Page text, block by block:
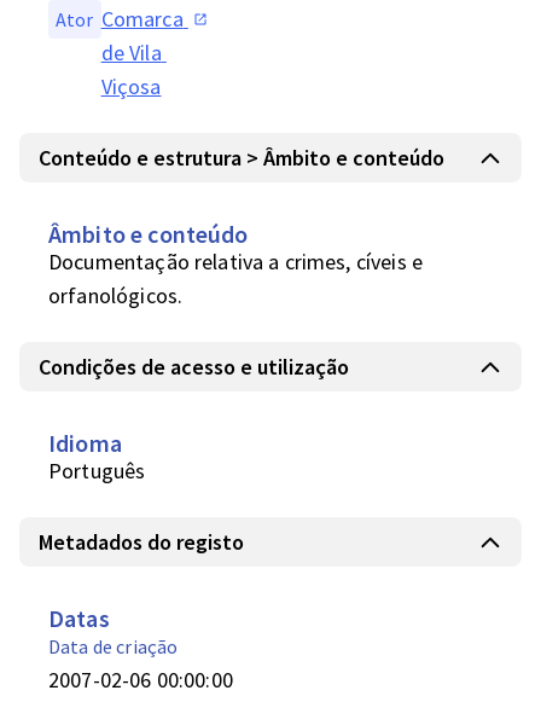
Ator Comarca
de Vila
Viçosa
Conteúdo e estrutura > Âmbito e conteúdo
Âmbito e conteúdo
Documentação relativa a crimes, cíveis e
orfanológicos.
Condições de acesso e utilização
Idioma
Português
Metadados do registo
Datas
Data de criação
2007-02-06 00:00:00